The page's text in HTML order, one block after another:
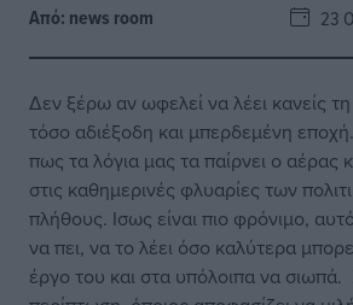
Από: news room 23
Δεν ξέρω αν ωφελεί να λέει κανείς
τόσο αδιέξοδη και μπερδεμένη
πως τα λόγια μας τα παίρνει ο αέρας
στις καθημερινές φλυαρίες των
πλήθους. Ισως είναι πιο φρόνιμο,
να πει, να το λέει όσο καλύτερα
έργο του και στα υπόλοιπα να σιωπά.